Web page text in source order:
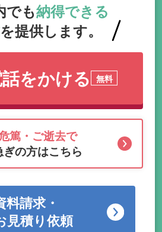
でも納得できる
を提供します。
をかける 無料
篤・ご逝去で
ぎの方はこちら
料請求・
見積り依頼